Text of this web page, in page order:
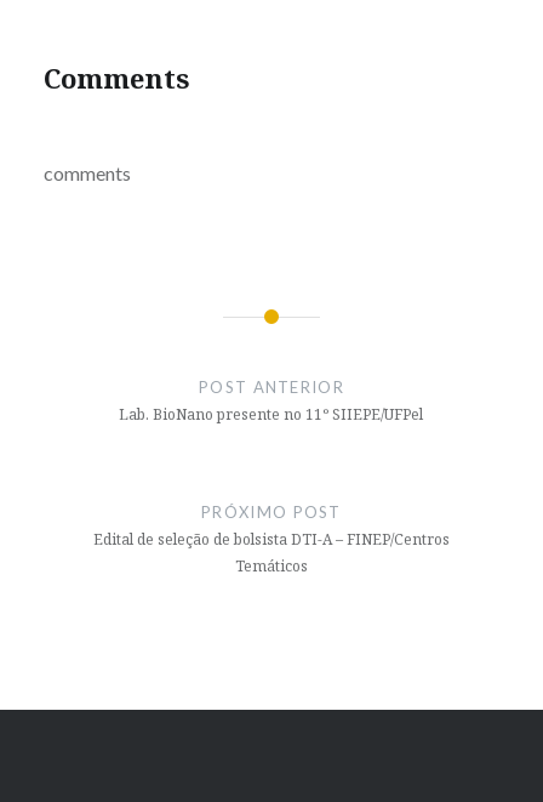
Comments
comments
POST ANTERIOR
Lab. BioNano presente no 11º SIIEPE/UFPel
PRÓXIMO POST
Edital de seleção de bolsista DTI-A – FINEP/Centros
Temáticos